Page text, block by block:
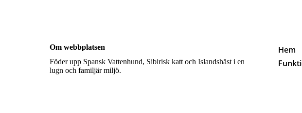
Om webbplatsen
Föder upp Spansk Vattenhund, Sibirisk katt och Islandshäst i en
lugn och familjär miljö.
Hem